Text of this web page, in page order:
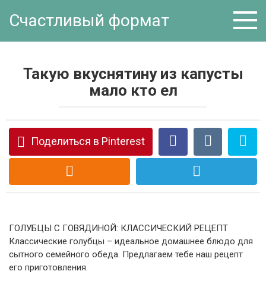
Счастливый формат
Такую вкуснятину из капусты
мало кто ел
Поделиться в Pinterest
ГОЛУБЦЫ С ГОВЯДИНОЙ: КЛАССИЧЕСКИЙ РЕЦЕПТ
Классические голубцы – идеальное домашнее блюдо для
сытного семейного обеда. Предлагаем тебе наш рецепт
его приготовления.